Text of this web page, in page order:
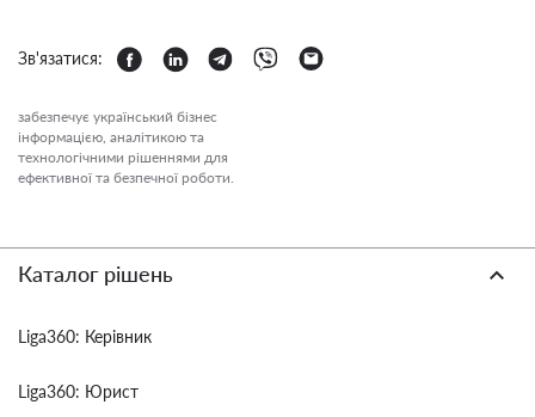
Зв'язатися:
забезпечує український бізнес
інформацією, аналітикою та
технологічними рішеннями для
ефективної та безпечної роботи.
Каталог рішень
Liga360: Керівник
Liga360: Юрист